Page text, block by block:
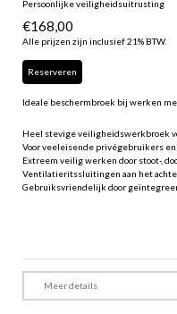
Persoonlijke veiligheidsuitrusting
€168,00
Alle prijzen zijn inclusief 21% BTW.
Reserveren
Ideale beschermbroek bij werken
Heel stevige veiligheidswerkbroek
Voor veeleisende privégebruikers
Extreem veilig werken door stoot-,
Ventilatieritssluitingen aan het
Gebruiksvriendelijk door